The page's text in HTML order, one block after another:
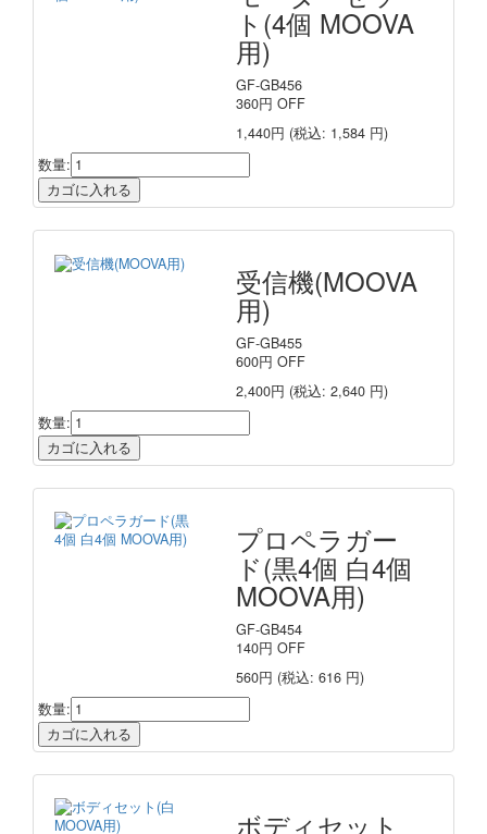
ト(4個 MOOVA
用)
GF-GB456
360円 OFF
1,440円 (税込: 1,584 円)
数量:
受信機(MOOVA
用)
GF-GB455
600円 OFF
2,400円 (税込: 2,640 円)
数量:
プロペラガー
ド(黒4個 白4個
MOOVA用)
GF-GB454
140円 OFF
560円 (税込: 616 円)
数量:
ボディセット